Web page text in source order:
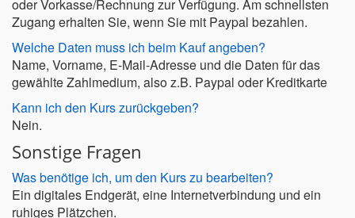
oder Vorkasse/Rechnung zur Verfügung. Am schnellsten
Zugang erhalten Sie, wenn Sie mit Paypal bezahlen.
Welche Daten muss ich beim Kauf angeben?
Name, Vorname, E-Mail-Adresse und die Daten für das
gewählte Zahlmedium, also z.B. Paypal oder Kreditkarte
Kann ich den Kurs zurückgeben?
Nein.
Sonstige Fragen
Was benötige ich, um den Kurs zu bearbeiten?
Ein digitales Endgerät, eine Internetverbindung und ein
ruhiges Plätzchen.